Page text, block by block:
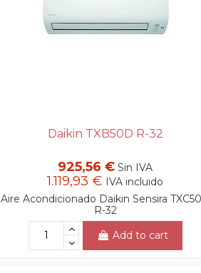
Daikin TXB50D R-32
925,56 € Sin IVA
1.119,93 € IVA incluido
Aire Acondicionado Daikin Sensira
R-32
Add to cart